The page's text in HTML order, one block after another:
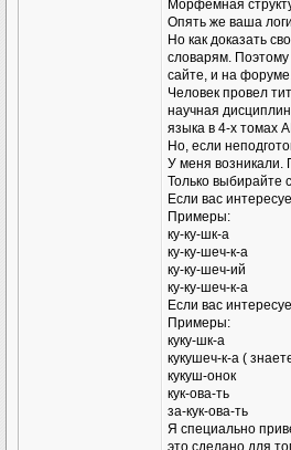
Морфемная
Опять же ваша
Но как доказать
словарям.
сайте, и на
Человек провел
научная
языка в 4-х томах
Но, если
У меня возникали.
Только выбирайте
Если вас
Примеры:
ку-ку-шк-а
ку-ку-шеч-к-а
ку-ку-шеч-ий
ку-ку-шеч-к-а
Если вас
Примеры:
куку-шк-а
кукушеч-к-а (
кукуш-онок
кук-ова-ть
за-кук-ова-ть
Я специально
это сделано для